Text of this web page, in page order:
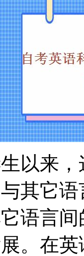
来，
其它
语言
。在